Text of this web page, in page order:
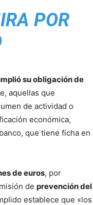
POR
su obligación de
aquellas que
de actividad o
económica,
que tiene ficha en
de euros, por
de prevención del
establece que «los